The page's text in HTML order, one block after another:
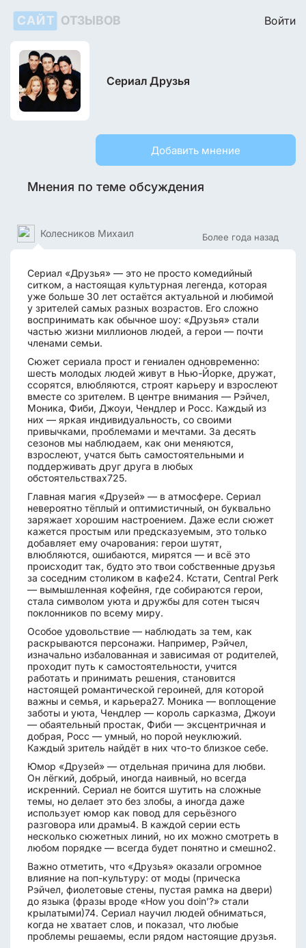
САЙТ ОТЗЫВОВ Войти
Сериал Друзья
Добавить мнение
Мнения по теме обсуждения
Более года назад
Колесников Михаил
Сериал «Друзья» — это не просто комедийный
ситком, а настоящая культурная легенда, которая
уже больше 30 лет остаётся актуальной и любимой
у зрителей самых разных возрастов. Его сложно
воспринимать как обычное шоу: «Друзья» стали
частью жизни миллионов людей, а герои — почти
членами семьи.
Сюжет сериала прост и гениален одновременно:
шесть молодых людей живут в Нью-Йорке, дружат,
ссорятся, влюбляются, строят карьеру и взрослеют
вместе со зрителем. В центре внимания — Рэйчел,
Моника, Фиби, Джоуи, Чендлер и Росс. Каждый из
них — яркая индивидуальность, со своими
привычками, проблемами и мечтами. За десять
сезонов мы наблюдаем, как они меняются,
взрослеют, учатся быть самостоятельными и
поддерживать друг друга в любых
обстоятельствах725.
Главная магия «Друзей» — в атмосфере. Сериал
невероятно тёплый и оптимистичный, он буквально
заряжает хорошим настроением. Даже если сюжет
кажется простым или предсказуемым, это только
добавляет ему очарования: герои шутят,
влюбляются, ошибаются, мирятся — и всё это
происходит так, будто это твои собственные друзья
за соседним столиком в кафе24. Кстати, Central Perk
— вымышленная кофейня, где собираются герои,
стала символом уюта и дружбы для сотен тысяч
поклонников по всему миру.
Особое удовольствие — наблюдать за тем, как
раскрываются персонажи. Например, Рэйчел,
изначально избалованная и зависимая от родителей,
проходит путь к самостоятельности, учится
работать и принимать решения, становится
настоящей романтической героиней, для которой
важны и семья, и карьера27. Моника — воплощение
заботы и уюта, Чендлер — король сарказма, Джоуи
— обаятельный простак, Фиби — эксцентричная и
добрая, Росс — умный, но порой неуклюжий.
Каждый зритель найдёт в них что-то близкое себе.
Юмор «Друзей» — отдельная причина для любви.
Он лёгкий, добрый, иногда наивный, но всегда
искренний. Сериал не боится шутить на сложные
темы, но делает это без злобы, а иногда даже
использует юмор как повод для серьёзного
разговора или драмы4. В каждой серии есть
несколько сюжетных линий, но их можно смотреть в
любом порядке — всегда будет понятно и смешно2.
Важно отметить, что «Друзья» оказали огромное
влияние на поп-культуру: от моды (прическа
Рэйчел, фиолетовые стены, пустая рамка на двери)
до языка (фразы вроде «How you doin’?» стали
крылатыми)74. Сериал научил людей обниматься,
когда не хватает слов, и показал, что любые
проблемы решаемы, если рядом настоящие друзья.